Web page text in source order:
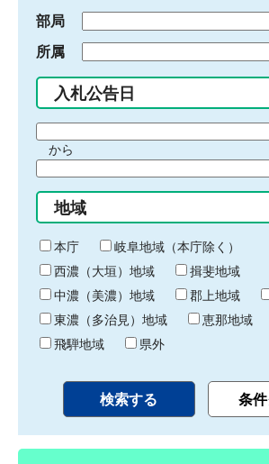
部局
所属
入札公告日
間
始
り
から
間
終
わ
り
地域
本庁
岐阜地域（本庁除く）
西濃（大垣）地域
揖斐地域
中濃（美濃）地域
郡上地域
東濃（多治見）地域
恵那地域
飛騨地域
県外